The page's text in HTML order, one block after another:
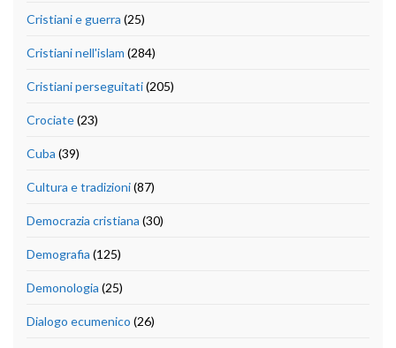
Cristiani e guerra (25)
Cristiani nell'islam (284)
Cristiani perseguitati(205)
Crociate(23)
Cuba (39)
Cultura e tradizioni(87)
Democrazia cristiana (30)
Demografia (125)
Demonologia (25)
Dialogo ecumenico (26)